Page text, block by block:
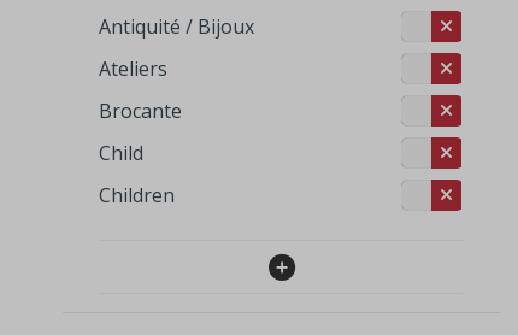
Antiquité / Bijoux
Ateliers
Brocante
Child
Children